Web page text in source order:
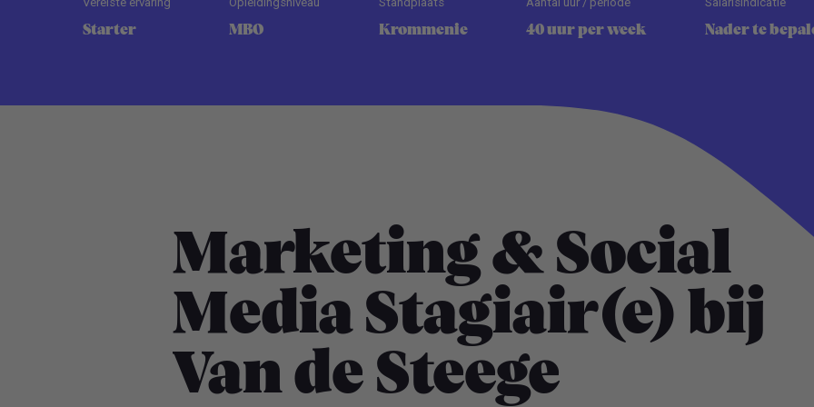
Starter MBO Krommenie 40 uur per week Nader te
Marketing & Social
Media Stagiair(e) bij
Van de Steege